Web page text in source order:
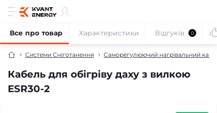
Системи Сніготанення Саморегулюючий нагрівальний
Кабель для обігріву даху з вилкою
ESR30-2
Все про товар Характеристики Відгуків 0